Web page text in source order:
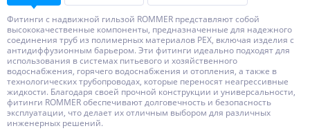
Фитинги с надвижной гильзой ROMMER представляют собой
высококачественные компоненты, предназначенные для надежного
соединения труб из полимерных материалов PEX, включая изделия с
антидиффузионным барьером. Эти фитинги идеально подходят для
использования в системах питьевого и хозяйственного
водоснабжения, горячего водоснабжения и отопления, а также в
технологических трубопроводах, которые переносят неагрессивные
жидкости. Благодаря своей прочной конструкции и универсальности,
фитинги ROMMER обеспечивают долговечность и безопасность
эксплуатации, что делает их отличным выбором для различных
инженерных решений.